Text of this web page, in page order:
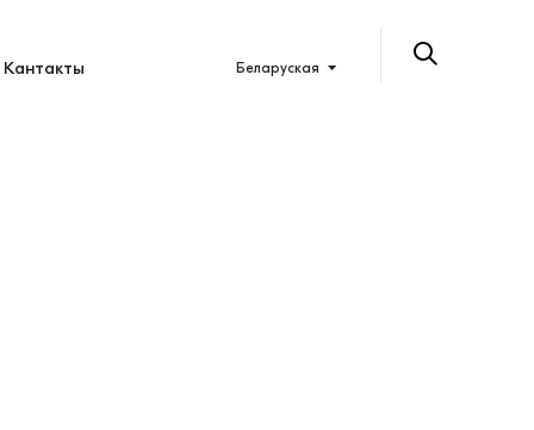
Кантакты Беларуская